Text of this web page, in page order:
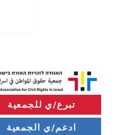
تبرع/ي للجمعية
ادعم/ي الجمعية